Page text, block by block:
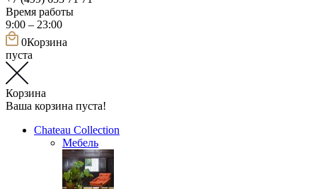
Время работы
9:00 – 23:00
0Корзина
пуста
Корзина
Ваша корзина пуста!
Chateau Collection
Мебель